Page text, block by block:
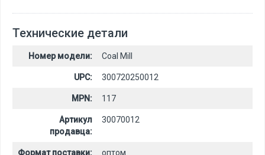
Технические детали
Номер модели: Coal Mill
UPC: 300720250012
MPN: 117
Артикул
продавца:
30070012
Формат поставки: оптом